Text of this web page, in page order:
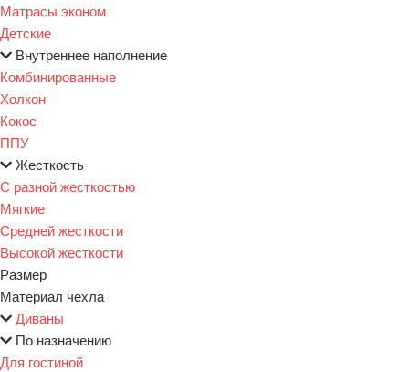
Матрасы эконом
Детские
Внутреннее наполнение
Комбинированные
Холкон
Кокос
ППУ
Жесткость
С разной жесткостью
Мягкие
Средней жесткости
Высокой жесткости
Размер
Материал чехла
Диваны
По назначению
Для гостиной